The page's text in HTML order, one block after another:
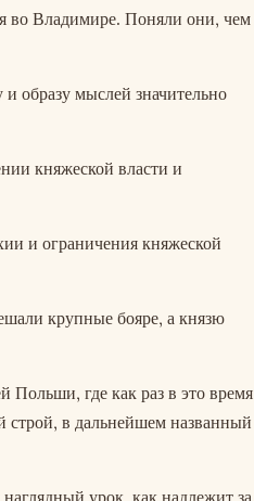
во Владимире. Поняли они, чем
образу мыслей значительно
княжеской власти и
и ограничения княжеской
крупные бояре, а князю
Польши, где как раз в это время
строй, в дальнейшем названный